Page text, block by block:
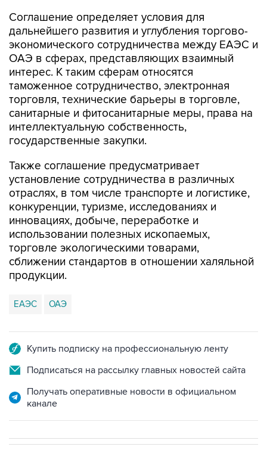
Соглашение определяет условия для
дальнейшего развития и углубления торгово-
экономического сотрудничества между ЕАЭС и
ОАЭ в сферах, представляющих взаимный
интерес. К таким сферам относятся
таможенное сотрудничество, электронная
торговля, технические барьеры в торговле,
санитарные и фитосанитарные меры, права на
интеллектуальную собственность,
государственные закупки.
Также соглашение предусматривает
установление сотрудничества в различных
отраслях, в том числе транспорте и логистике,
конкуренции, туризме, исследованиях и
инновациях, добыче, переработке и
использовании полезных ископаемых,
торговле экологическими товарами,
сближении стандартов в отношении халяльной
продукции.
ЕАЭС ОАЭ
Купить подписку на профессиональную ленту
Подписаться на рассылку главных новостей сайта
Получать оперативные новости в официальном
канале